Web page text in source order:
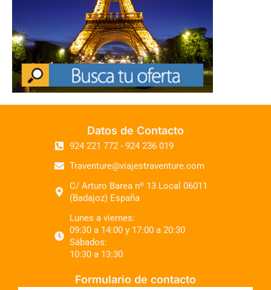
Datos de Contacto
924 221 772 - 924 236 019
Traventure@viajestraventure.com
C/ Arturo Barea nº 13 Local 06011
(Badajoz) España
Lunes a viernes:
09:30 a 14:00 y 17:00 a 20:30
Sábados:
10:30 a 13:30
Formulario de contacto